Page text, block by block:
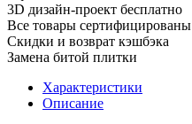
3D дизайн-проект бесплатно
Все товары сертифицированы
Скидки и возврат кэшбэка
Замена битой плитки
Характеристики
Описание